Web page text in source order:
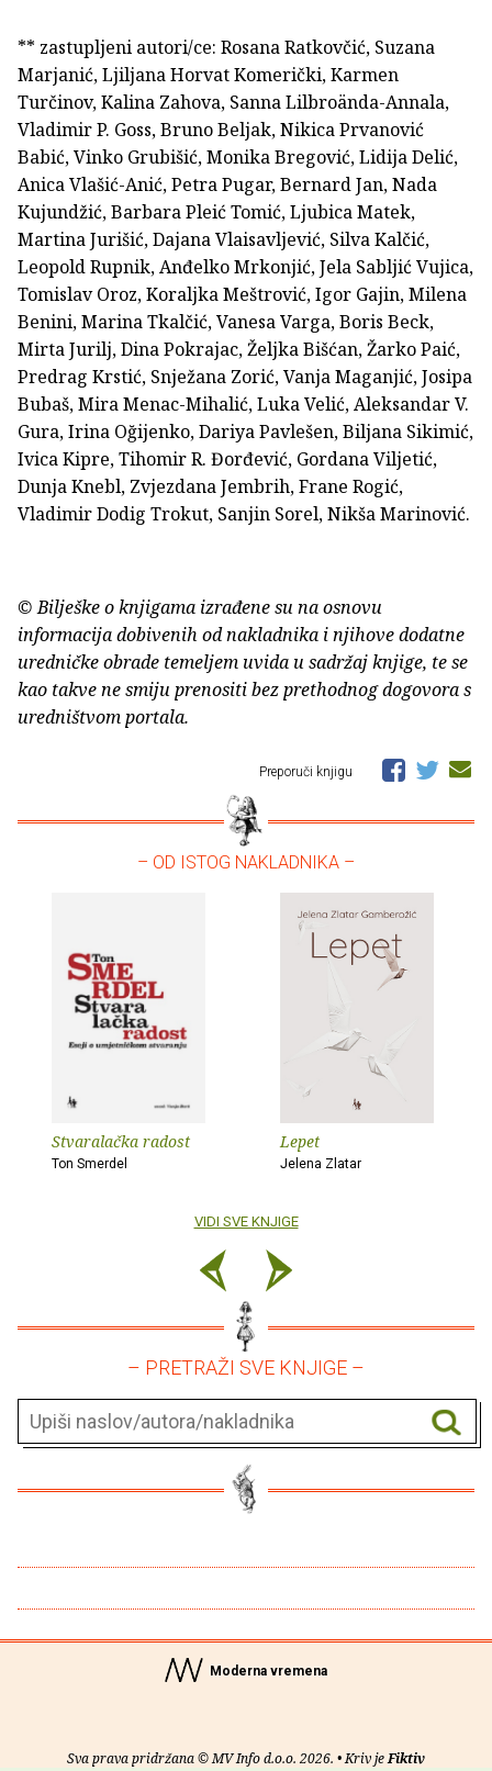
** zastupljeni autori/ce: Rosana Ratkovčić, Suzana
Marjanić, Ljiljana Horvat Komerički, Karmen
Turčinov, Kalina Zahova, Sanna Lilbroända-Annala,
Vladimir P. Goss, Bruno Beljak, Nikica Prvanović
Babić, Vinko Grubišić, Monika Bregović, Lidija Delić,
Anica Vlašić-Anić, Petra Pugar, Bernard Jan, Nada
Kujundžić, Barbara Pleić Tomić, Ljubica Matek,
Martina Jurišić, Dajana Vlaisavljević, Silva Kalčić,
Leopold Rupnik, Anđelko Mrkonjić, Jela Sabljić Vujica,
Tomislav Oroz, Koraljka Meštrović, Igor Gajin, Milena
Benini, Marina Tkalčić, Vanesa Varga, Boris Beck,
Mirta Jurilj, Dina Pokrajac, Željka Bišćan, Žarko Paić,
Predrag Krstić, Snježana Zorić, Vanja Maganjić, Josipa
Bubaš, Mira Menac-Mihalić, Luka Velić, Aleksandar V.
Gura, Irina Oğijenko, Dariya Pavlešen, Biljana Sikimić,
Ivica Kipre, Tihomir R. Đorđević, Gordana Viljetić,
Dunja Knebl, Zvjezdana Jembrih, Frane Rogić,
Vladimir Dodig Trokut, Sanjin Sorel, Nikša Marinović.
© Bilješke o knjigama izrađene su na osnovu
informacija dobivenih od nakladnika i njihove dodatne
uredničke obrade temeljem uvida u sadržaj knjige, te se
kao takve ne smiju prenositi bez prethodnog dogovora s
uredništvom portala.
Preporuči knjigu
– OD ISTOG NAKLADNIKA –
Stvaralačka radost
Ton Smerdel
Lepet
Jelena Zlatar
VIDI SVE KNJIGE
– PRETRAŽI SVE KNJIGE –
Moderna vremena
Sva prava pridržana © MV Info d.o.o. 2026. • Kriv jeFiktiv